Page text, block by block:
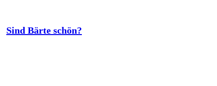
Sind Bärte schön?